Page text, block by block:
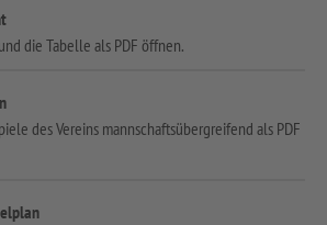
die Tabelle als PDF öffnen.
des Vereins mannschaftsübergreifend als PDF